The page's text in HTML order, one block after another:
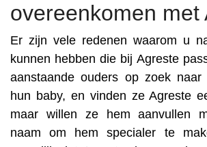
overeenkomen met
Er zijn vele redenen waarom u
kunnen hebben die bij Agreste
aanstaande ouders op zoek
hun baby, en vinden ze Agreste
maar willen ze hem aanvullen
naam om hem specialer te